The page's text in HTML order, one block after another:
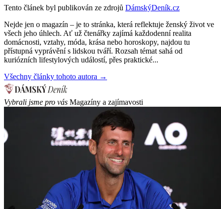
Tento článek byl publikován ze zdrojů DámskýDeník.cz
Nejde jen o magazín – je to stránka, která reflektuje ženský život ve
všech jeho úhlech. Ať už čtenářky zajímá každodenní realita
domácnosti, vztahy, móda, krása nebo horoskopy, najdou tu
přístupná vyprávění s lidskou tváří. Rozsah témat sahá od
kuriózních lifestylových událostí, přes praktické...
Všechny články tohoto autora →
Vybrali jsme pro vás Magazíny a zajímavosti